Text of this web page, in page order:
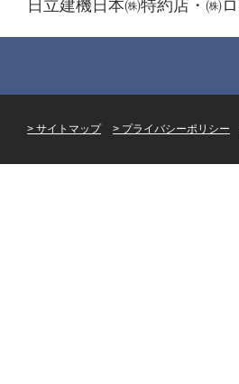
日立建機日本㈱特約店・㈱
サイトマップ プライバシーポリシー